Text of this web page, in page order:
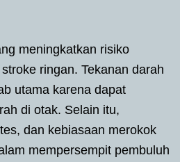
meningkatkan risiko
ringan. Tekanan darah
utama karena dapat
di otak. Selain itu,
dan kebiasaan merokok
mempersempit pembuluh